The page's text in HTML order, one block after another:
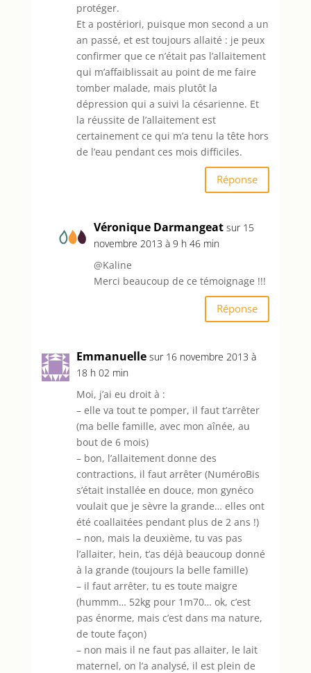
protéger.
Et a postériori, puisque mon second a un
an passé, et est toujours allaité : je peux
confirmer que ce n’était pas l’allaitement
qui m’affaiblissait au point de me faire
tomber malade, mais plutôt la
dépression qui a suivi la césarienne. Et
la réussite de l’allaitement est
certainement ce qui m’a tenu la tête hors
de l’eau pendant ces mois difficiles.
Réponse
Véronique Darmangeat sur 15
novembre 2013 à 9 h 46 min
@Kaline
Merci beaucoup de ce témoignage !!!
Réponse
Emmanuelle sur 16 novembre 2013 à
18 h 02 min
Moi, j’ai eu droit à :
– elle va tout te pomper, il faut t’arrêter
(ma belle famille, avec mon aînée, au
bout de 6 mois)
– bon, l’allaitement donne des
contractions, il faut arrêter (NuméroBis
s’était installée en douce, mon gynéco
voulait que je sèvre la grande… elles ont
été coallaitées pendant plus de 2 ans !)
– non, mais la deuxième, tu vas pas
l’allaiter, hein, t’as déjà beaucoup donné
à la grande (toujours la belle famille)
– il faut arrêter, tu es toute maigre
(hummm… 52kg pour 1m70… ok, c’est
pas énorme, mais c’est dans ma nature,
de toute façon)
– non mais il ne faut pas allaiter, le lait
maternel, on l’a analysé, il est plein de